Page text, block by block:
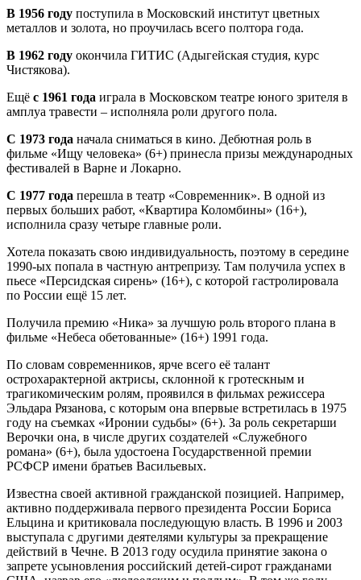
В 1956 году поступила в Московский институт цветных
металлов и золота, но проучилась всего полтора года.
В 1962 году окончила ГИТИС (Адыгейская студия, курс
Чистякова).
Ещё с 1961 года играла в Московском театре юного зрителя в
амплуа травести – исполняла роли другого пола.
С 1973 года начала сниматься в кино. Дебютная роль в
фильме «Ищу человека» (6+) принесла призы международных
фестивалей в Варне и Локарно.
С 1977 года перешла в театр «Современник». В одной из
первых больших работ, «Квартира Коломбины» (16+),
исполнила сразу четыре главные роли.
Хотела показать свою индивидуальность, поэтому в середине
1990-ых попала в частную антрепризу. Там получила успех в
пьесе «Персидская сирень» (16+), с которой гастролировала
по России ещё 15 лет.
Получила премию «Ника» за лучшую роль второго плана в
фильме «Небеса обетованные» (16+) 1991 года.
По словам современников, ярче всего её талант
острохарактерной актрисы, склонной к гротескным и
трагикомическим ролям, проявился в фильмах режиссера
Эльдара Рязанова, с которым она впервые встретилась в 1975
году на съемках «Иронии судьбы» (6+). За роль секретарши
Верочки она, в числе других создателей «Служебного
романа» (6+), была удостоена Государственной премии
РСФСР имени братьев Васильевых.
Известна своей активной гражданской позицией. Например,
активно поддерживала первого президента России Бориса
Ельцина и критиковала последующую власть. В 1996 и 2003
выступала с другими деятелями культуры за прекращение
действий в Чечне. В 2013 году осудила принятие закона о
запрете усыновления российский детей-сирот гражданами